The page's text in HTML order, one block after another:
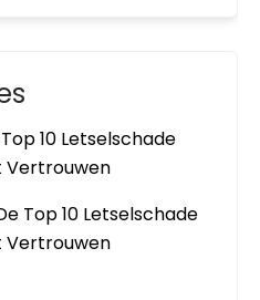
10 Letselschade
Vertrouwen
Top 10 Letselschade
Vertrouwen